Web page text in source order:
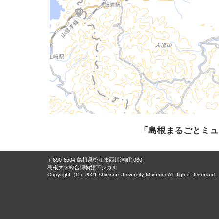
「島根まるごとミ
〒690-8504 島根県松江市西川津町1060
島根大学総合博物館アシカル
Copyright（C）2021 Shimane University Museum All Rights Reserved.